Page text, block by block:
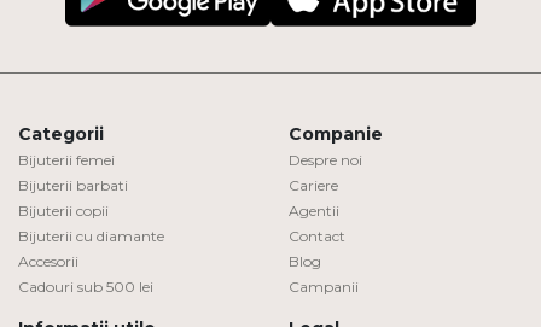
Categorii
Bijuterii femei
Bijuterii barbati
Bijuterii copii
Bijuterii cu diamante
Accesorii
Cadouri sub 500 lei
Companie
Despre noi
Cariere
Agentii
Contact
Blog
Campanii